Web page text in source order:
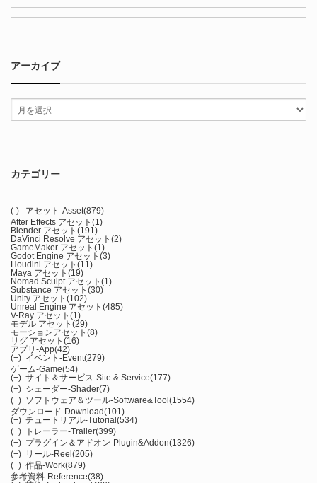
アーカイブ
カテゴリー
(-) アセット-Asset(879)
After Effects アセット (1)
Blender アセット (191)
DaVinci Resolve アセット (2)
GameMaker アセット (1)
Godot Engine アセット (3)
Houdini アセット (11)
Maya アセット (19)
Nomad Sculpt アセット (1)
Substance アセット (30)
Unity アセット (102)
Unreal Engine アセット (485)
V-Ray アセット (1)
モデル アセット (29)
モーションアセット (8)
リグ アセット (16)
アプリ-App(42)
(+) イベント-Event(279)
ゲーム-Game(54)
(+) サイト＆サービス-Site & Service(177)
(+) シェーダー-Shader(7)
(+) ソフトウェア＆ツール-Software&Tool(1554)
ダウンロード-Download(101)
(+) チュートリアル-Tutorial(534)
(+)
トレーラー-Trailer(399)
(+) プラグイン＆アドオン-Plugin&Addon(1326)
(+) リール-Reel(205)
(+) 作品-Work(879)
参考資料-Reference(38)